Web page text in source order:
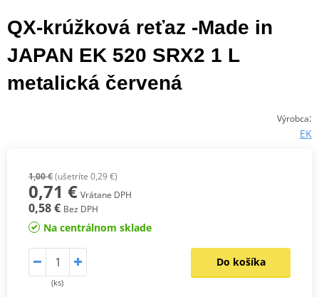
QX-krúžková reťaz -Made in
JAPAN EK 520 SRX2 1 L
metalická červená
Výrobca:
EK
1,00 €(ušetríte 0,29 €)
0,71 € Vrátane DPH
0,58 € Bez DPH
Na centrálnom sklade
(ks)
Do košíka